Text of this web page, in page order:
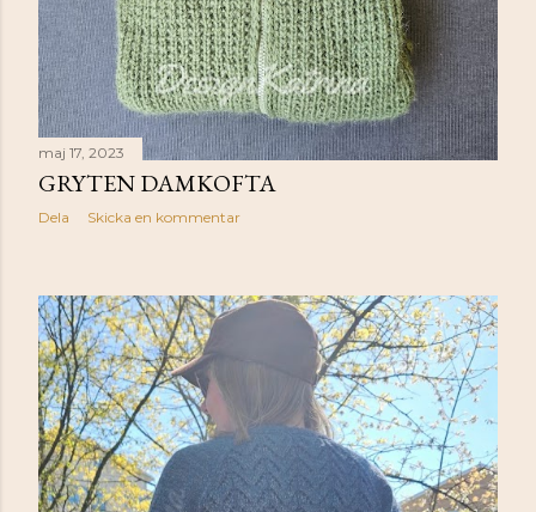
maj 17, 2023
GRYTEN DAMKOFTA
Dela Skicka en kommentar